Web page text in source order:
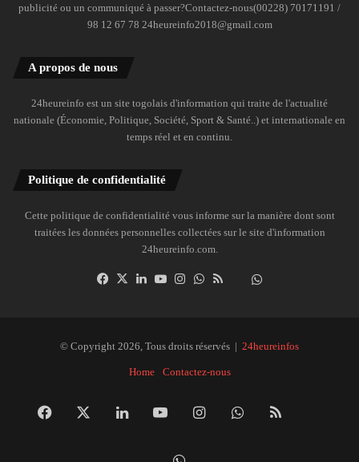
publicité ou un communiqué à passer?Contactez-nous(00228) 70171191 /
98 12 67 78 24heureinfo2018@gmail.com
A propos de nous
24heureinfo est un site togolais d'information qui traite de l'actualité
nationale (Économie, Politique, Société, Sport & Santé..) et internationale en
temps réel et en continu.
Politique de confidentialité
Cette politique de confidentialité vous informe sur la manière dont sont
traitées les données personnelles collectées sur le site d'information
24heureinfo.com.
Facebook
X LinkedinYouTubeInstagramWhatsAppDailymotion
© Copyright 2026, Tous droits réservés | 24heureinfos
Home Contactez-nous
Facebook LinkedinYouTubeInstagramWhatsApp
RSS